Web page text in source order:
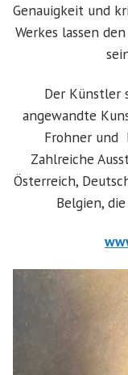
Genauigkeit und
Werkes lassen
Der Künstler
angewandte
Frohner und
Zahlreiche
Österreich,
Belgien,